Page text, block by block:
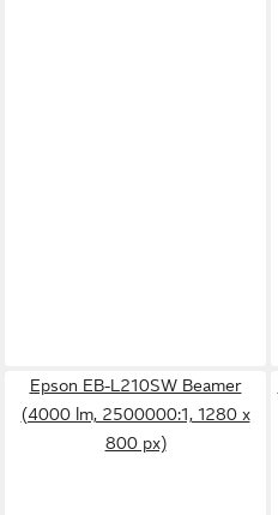
Epson EB-L210SW Beamer
(4000 lm, 2500000:1, 1280 x
800 px)